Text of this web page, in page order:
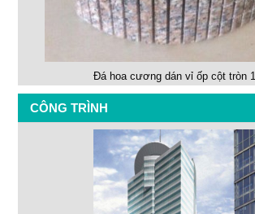
Đá hoa cương dán vỉ ốp cột tròn 1
CÔNG TRÌNH